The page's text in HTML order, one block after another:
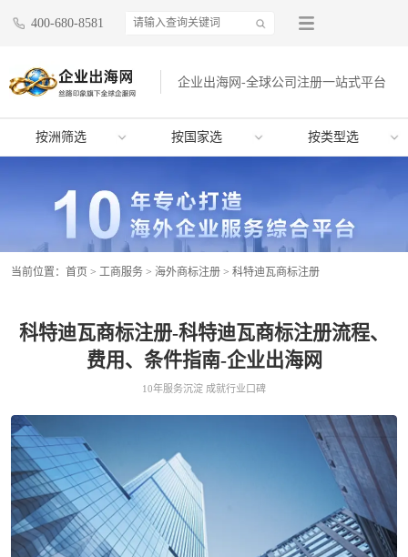
400-680-8581
企业出海网-全球公司注册一站式平台
按洲筛选 按国家选 按类型选
当前位置： 首页 > 工商服务 > 海外商标注册 > 科特迪瓦商标注册
科特迪瓦商标注册-科特迪瓦商标注册流程、
费用、条件指南-企业出海网
10年服务沉淀 成就行业口碑